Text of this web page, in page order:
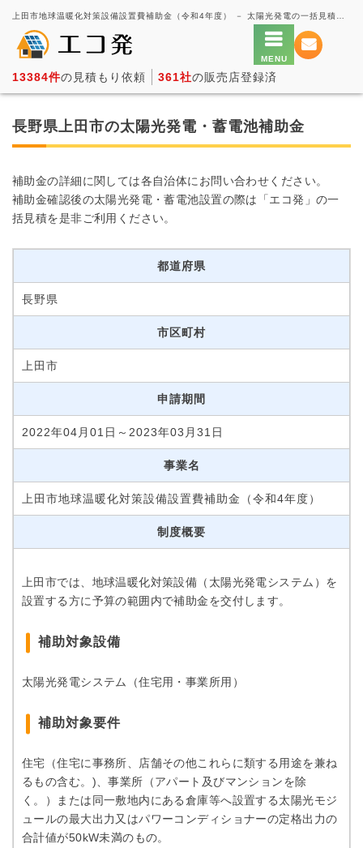
13384件の見積もり依頼 361社の販売店登録済
長野県上田市の太陽光発電・蓄電池補助金
補助金の詳細に関しては各自治体にお問い合わせください。
補助金確認後の太陽光発電・蓄電池設置の際は「エコ発」の一
括見積を是非ご利用ください。
都道府県
長野県
市区町村
上田市
申請期間
2022年04月01日～2023年03月31日
事業名
上田市地球温暖化対策設備設置費補助金（令和4年度）
制度概要
上田市では、地球温暖化対策設備（太陽光発電システム）を
設置する方に予算の範囲内で補助金を交付します。
補助対象設備
太陽光発電システム（住宅用・事業所用）
補助対象要件
住宅（住宅に事務所、店舗その他これらに類する用途を兼ね
るもの含む。)、事業所（アパート及びマンションを除
く。）または同一敷地内にある倉庫等へ設置する太陽光モジ
ュールの最大出力又はパワーコンディショナーの定格出力の
合計値が50kW未満のもの。